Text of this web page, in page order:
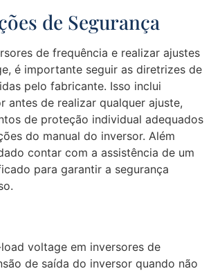
de Segurança
de frequência e realizar ajustes
é importante seguir as diretrizes de
pelo fabricante. Isso inclui
antes de realizar qualquer ajuste,
de proteção individual adequados
do manual do inversor. Além
contar com a assistência de um
para garantir a segurança
voltage em inversores de
de saída do inversor quando não